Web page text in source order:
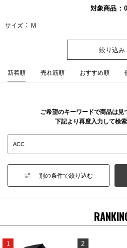
対象商品 0
サイズ M
絞り込み
新着順 売れ筋順 おすすめ順
ご希望のキーワードで商品は見
下記より再度入力して検索
別の条件で絞り込む
1 2